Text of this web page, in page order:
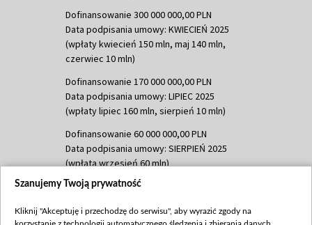
Dofinansowanie 300 000 000,00 PLN
Data podpisania umowy: KWIECIEŃ 2025
(wpłaty kwiecień 150 mln, maj 140 mln,
czerwiec 10 mln)
Dofinansowanie 170 000 000,00 PLN
Data podpisania umowy: LIPIEC 2025
(wpłaty lipiec 160 mln, sierpień 10 mln)
Dofinansowanie 60 000 000,00 PLN
Data podpisania umowy: SIERPIEŃ 2025
(wpłata wrzesień 60 mln)
Dofinansowanie 635 783 051,21 PLN
(wpłata wrzesień 100 mln, październik 350
Szanujemy Twoją prywatność
Kliknij "Akceptuję i przechodzę do serwisu", aby wyrazić zgody na